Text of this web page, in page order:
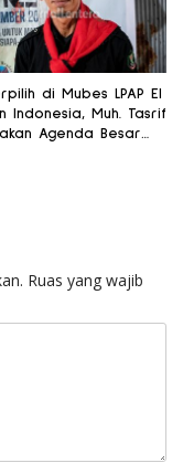
di Mubes LPAP El
Indonesia, Muh. Tasrif
Agenda Besar
Ruas yang wajib